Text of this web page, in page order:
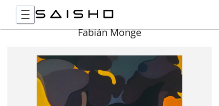
Fabián Monge